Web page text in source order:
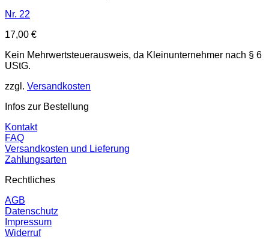
Nr. 22
17,00 €
Kein Mehrwertsteuerausweis, da Kleinunternehmer nach § 6
UStG.
zzgl. Versandkosten
Infos zur Bestellung
Kontakt
FAQ
Versandkosten und Lieferung
Zahlungsarten
Rechtliches
AGB
Datenschutz
Impressum
Widerruf